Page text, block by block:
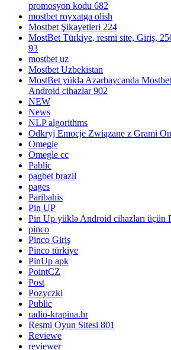
promosyon kodu 682
mostbet royxatga olish
Mostbet Şikayetleri 224
MostBet Türkiye, resmi site, Giriş,
93
mostbet uz
Mostbet Uzbekistan
MostBet yüklə Azərbaycanda
Android cihazlar 902
NEW
News
NLP algorithms
Odkryj Emocje Związane z Grami
Omegle
Omegle cc
Pablic
pagbet brazil
pages
Paribahis
Pin UP
Pin Up yüklə Android cihazları üçün
pinco
Pinco Giriş
Pinco türkiye
PinUp apk
PointCZ
Post
Pozyczki
Public
radio-krapina.hr
Resmi Oyun Sitesi 801
Reviewe
reviewer